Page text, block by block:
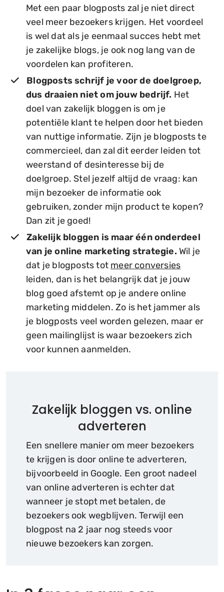
Met een paar blogposts zal je niet direct
veel meer bezoekers krijgen. Het voordeel
is wel dat als je eenmaal succes hebt met
je zakelijke blogs, je ook nog lang van de
voordelen kan profiteren.
Blogposts schrijf je voor de doelgroep,
dus draaien niet om jouw bedrijf. Het
doel van zakelijk bloggen is om je
potentiële klant te helpen door het bieden
van nuttige informatie. Zijn je blogposts te
commercieel, dan zal dit eerder leiden tot
weerstand of desinteresse bij de
doelgroep. Stel jezelf altijd de vraag: kan
mijn bezoeker de informatie ook
gebruiken, zonder mijn product te kopen?
Dan zit je goed!
Zakelijk bloggen is maar één onderdeel
van je online marketing strategie. Wil je
dat je blogposts tot meer conversies
leiden, dan is het belangrijk dat je jouw
blog goed afstemt op je andere online
marketing middelen. Zo is het jammer als
je blogposts veel worden gelezen, maar er
geen mailinglijst is waar bezoekers zich
voor kunnen aanmelden.
Zakelijk bloggen vs. online
adverteren
Een snellere manier om meer bezoekers
te krijgen is door online te adverteren,
bijvoorbeeld in Google. Een groot nadeel
van online adverteren is echter dat
wanneer je stopt met betalen, de
bezoekers ook wegblijven. Terwijl een
blogpost na 2 jaar nog steeds voor
nieuwe bezoekers kan zorgen.